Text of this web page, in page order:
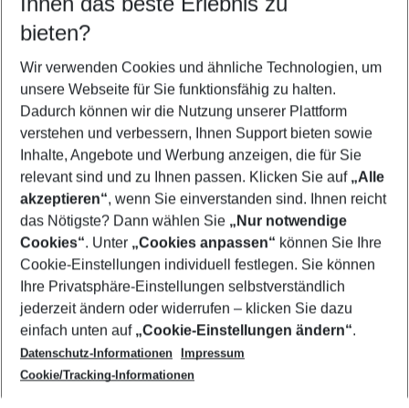
09.08.26– 07.08.27 5-8 Nächte
2 Erwachsene Keine Kinder
Mehr Filter anzeigen
Footer
Footer navigation
Über uns
AGB
Cookie-Einstellungen ändern
Cookie-Richtlinie
Datenschutz
Service & Hilfe
Barrierefreies Reisen
Check-in
Folgen Sie uns
bieten?
Wir verwenden Cookies und ähnliche Technologien, um
unsere Webseite für Sie funktionsfähig zu halten.
Dadurch können wir die Nutzung unserer Plattform
verstehen und verbessern, Ihnen Support bieten sowie
Inhalte, Angebote und Werbung anzeigen, die für Sie
relevant sind und zu Ihnen passen. Klicken Sie auf „Alle
akzeptieren“, wenn Sie einverstanden sind. Ihnen reicht
das Nötigste? Dann wählen Sie „Nur notwendige
Cookies“. Unter „Cookies anpassen“ können Sie Ihre
Cookie-Einstellungen individuell festlegen. Sie können
Ihre Privatsphäre-Einstellungen selbstverständlich
jederzeit ändern oder widerrufen – klicken Sie dazu
einfach unten auf „Cookie-Einstellungen ändern“.
Datenschutz-Informationen
Impressum
Cookie/Tracking-Informationen